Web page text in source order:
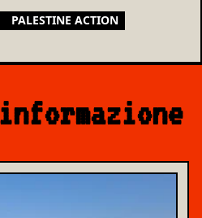
PALESTINE ACTION